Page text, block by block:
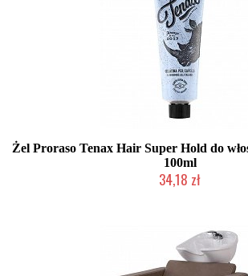
Żel Proraso Tenax Hair Super Hold do
100ml
34,18 zł